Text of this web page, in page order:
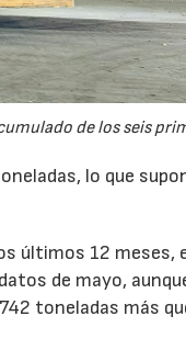
de los seis
lo que
últimos 12 meses,
de mayo,
toneladas más